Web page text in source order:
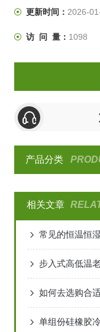
更新时间： 2026-
访 问 量： 1098
产品分类
相关文章
常见的恒温恒
步入式高低温
如何去选购合
单组份硅橡胶